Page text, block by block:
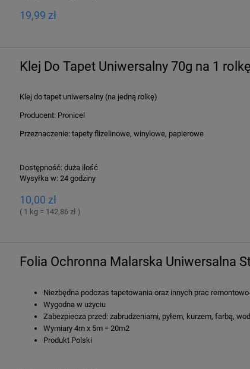
19,99 zł
Klej Do Tapet Uniwersalny 70g na 1
Klej do tapet uniwersalny (na jedną rolkę)
Producent: Pronicel
Przeznaczenie: tapety flizelinowe, winylowe, papierowe
Dostępność: duża ilość
Wysyłka w: 24 godziny
10,00 zł
( 1 kg = 142,86 zł )
Folia Ochronna Malarska Uniwersalna
Niezbędna podczas tapetowania oraz innych prac
Wygodna w użyciu
Zabezpiecza przed: zabrudzeniami, pyłem, kurzem, farbą,
Wymiary 4m x 5m = 20m2
Produkt Polski